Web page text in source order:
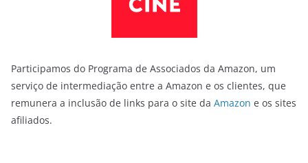
Participamos do Programa de Associados da Amazon, um
serviço de intermediação entre a Amazon e os clientes, que
remunera a inclusão de links para o site da Amazon e os sites
afiliados.